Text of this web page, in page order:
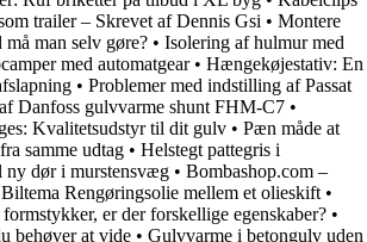
trailer – Skrevet af Dennis Gsi • Montere
man selv gøre? • Isolering af hulmur med
med automatgear• Hængekøjestativ: En
• Problemer med indstilling af Passat
Danfoss gulvvarme shunt FHM-C7 •
Kvalitetsudstyr til dit gulv • Pæn måde at
samme udtag • Helstegt pattegris i
ny dør i murstensvæg • Bombashop.com –
Biltema Rengøringsolie mellem et olieskift •
er der forskellige egenskaber? •
behøver at vide • Gulvvarme i betongulv uden